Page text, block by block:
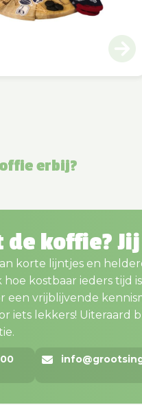
erbij?
de koffie?
korte lijntjes en
kostbaar ieders tijd
een vrijblijvende
iets lekkers! Uiteraard